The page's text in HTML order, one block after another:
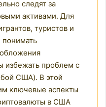
следят за
активами. Для
туристов и
избежать проблем с
США). В этой
ключевые аспекты
в США